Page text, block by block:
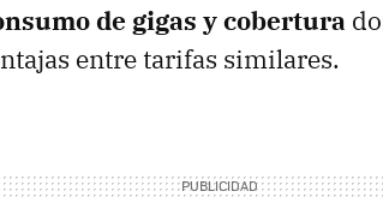
de gigas y cobertura
entre tarifas similares.